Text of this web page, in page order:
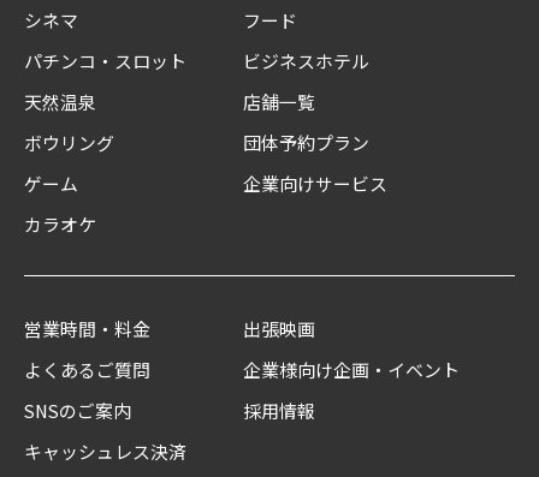
シネマ
パチンコ・スロット
天然温泉
ボウリング
ゲーム
カラオケ
フード
ビジネスホテル
店舗一覧
団体予約プラン
企業向けサービス
営業時間・料金
よくあるご質問
SNSのご案内
キャッシュレス決済
出張映画
企業様向け企画・イベント
採用情報